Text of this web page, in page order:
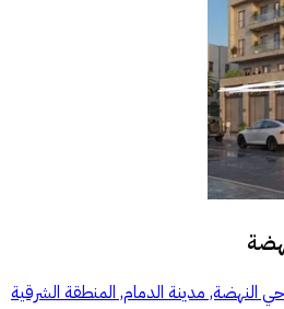
النهضة, مدينة الدمام, المنطقة الشرقية